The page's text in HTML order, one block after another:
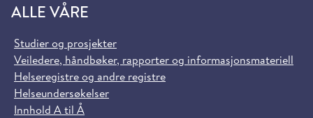
ALLE VÅRE
Studier og prosjekter
Veiledere, håndbøker, rapporter og informasjonsmateriell
Helseregistre og andre registre
Helseundersøkelser
Innhold A til Å